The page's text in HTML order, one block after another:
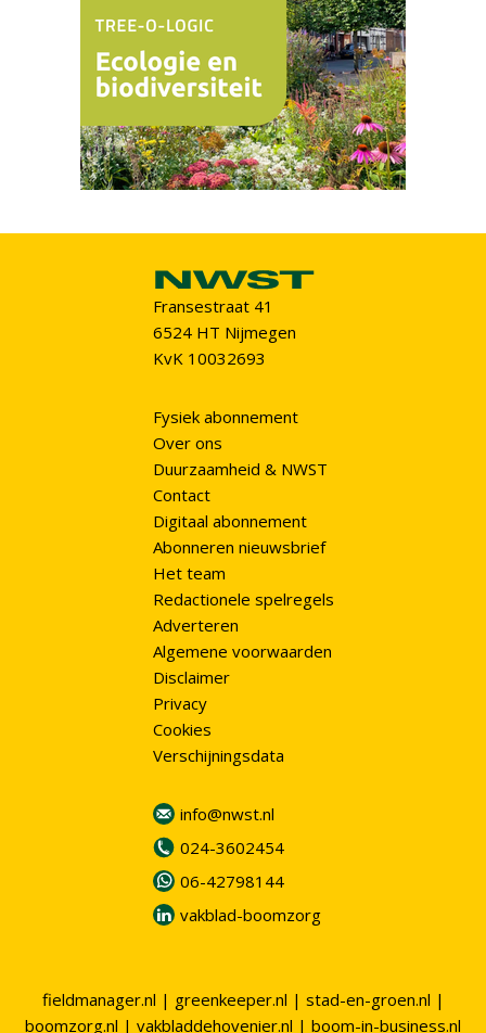
Fransestraat 41
6524 HT Nijmegen
KvK 10032693
Fysiek abonnement
Over ons
Duurzaamheid & NWST
Contact
Digitaal abonnement
Abonneren nieuwsbrief
Het team
Redactionele spelregels
Adverteren
Algemene voorwaarden
Disclaimer
Privacy
Cookies
Verschijningsdata
info@nwst.nl
024-3602454
06-42798144
vakblad-boomzorg
fieldmanager.nl | greenkeeper.nl | stad-en-groen.nl |
boomzorg.nl | vakbladdehovenier.nl | boom-in-business.nl